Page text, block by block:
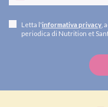
Letta l'informativa privacy ,
periodica di Nutrition et